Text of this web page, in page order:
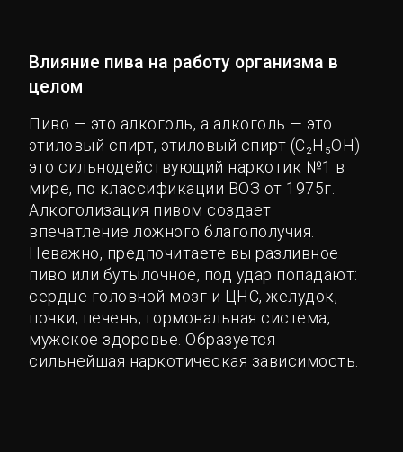
Влияние пива на работу организма в
целом
Пиво — это алкоголь, а алкоголь — это
этиловый спирт, этиловый спирт (С₂H₅OH) -
это сильнодействующий наркотик №1 в
мире, по классификации ВОЗ от 1975г.
Алкоголизация пивом создает
впечатление ложного благополучия.
Неважно, предпочитаете вы разливное
пиво или бутылочное, под удар попадают:
сердце головной мозг и ЦНС, желудок,
почки, печень, гормональная система,
мужское здоровье. Образуется
сильнейшая наркотическая зависимость.